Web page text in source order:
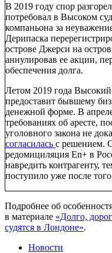
В 2019 году спор
потребовал в Высоком
компаньона за
Дерипаска
острове Джерси на
аннулировав ее акции,
обеспечения долга.
Летом 2019 года
предоставит бывшему
денежной форме. В
требованиях об аресте,
уголовного закона не
согласилась с решением.
редомициляция En+ в
навредить контрагенту,
поступило уже после
Подробнее об
в материале «Долго,
судятся в Лондоне».
Новости